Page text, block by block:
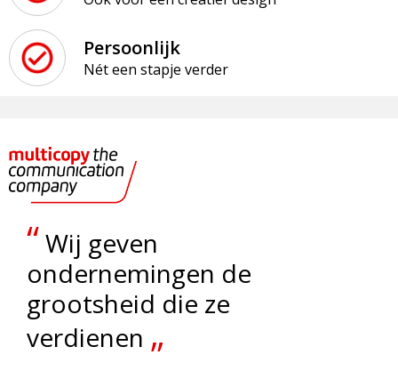
Persoonlijk
Nét een stapje verder
“Wij geven
ondernemingen de
grootsheid die ze
verdienen „